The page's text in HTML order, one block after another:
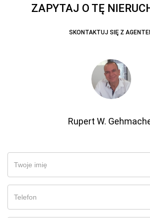
ZAPYTAJ O TĘ
SKONTAKTUJ SIĘ Z
Rupert W.